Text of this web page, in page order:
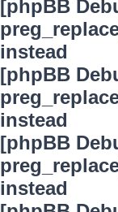
[phpBB
instead
[phpBB
instead
[phpBB
instead